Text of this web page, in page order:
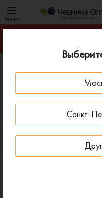
Санкт-
Меню
Гарантируем лучшую
Главная
Оправы для
Оправа BANISS
ПОД ЗАКАЗ